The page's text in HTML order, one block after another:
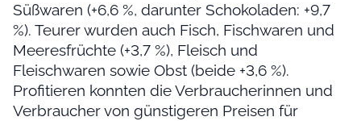
Süßwaren (+6,6 %, darunter Schokoladen: +9,7
%). Teurer wurden auch Fisch, Fischwaren und
Meeresfrüchte (+3,7 %), Fleisch und
Fleischwaren sowie Obst (beide +3,6 %).
Profitieren konnten die Verbraucherinnen und
Verbraucher von günstigeren Preisen für